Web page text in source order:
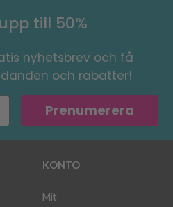
till 50%
nyhetsbrev och få
och rabatter!
Prenumerera
KONTO
Mit